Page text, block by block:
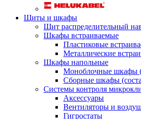
Щиты и шкафы
Щит распределительный
Шкафы встраиваемые
Пластиковые
Металлические
Шкафы напольные
Моноблочные шкафы
Сборные шкафы
Системы контроля
Аксессуары
Вентиляторы и
Гигростаты